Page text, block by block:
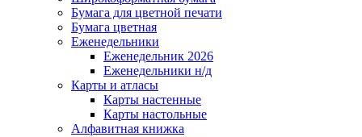
Бумага для цветной печати
Бумага цветная
Еженедельники
Еженедельник 2026
Еженедельники н/д
Карты и атласы
Карты настенные
Карты настольные
Алфавитная книжка